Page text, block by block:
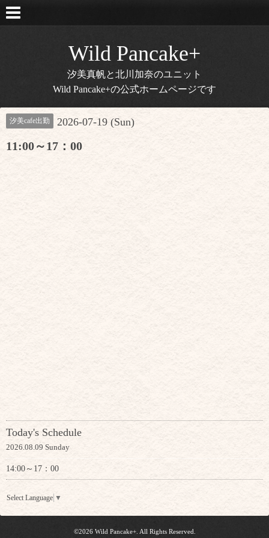
Wild Pancake+
汐美真帆と北川加奈のユニット
Wild Pancake+の公式ホームページです
汐美cafe出勤 2026-07-19 (Sun)
11:00～17：00
Today's Schedule
2026.08.09 Sunday
14:00～17：00
Select Language ▼
©2026 Wild Pancake+. All Rights Reserved.